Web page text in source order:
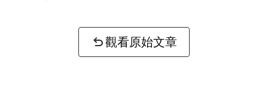
觀看原始文章